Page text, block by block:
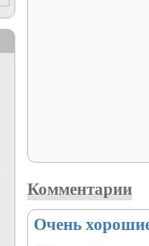
Комментарии
Очень